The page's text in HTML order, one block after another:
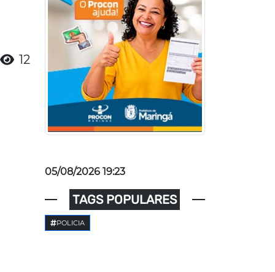
12
05/08/2026 19:23
TAGS POPULARES
POLICIA